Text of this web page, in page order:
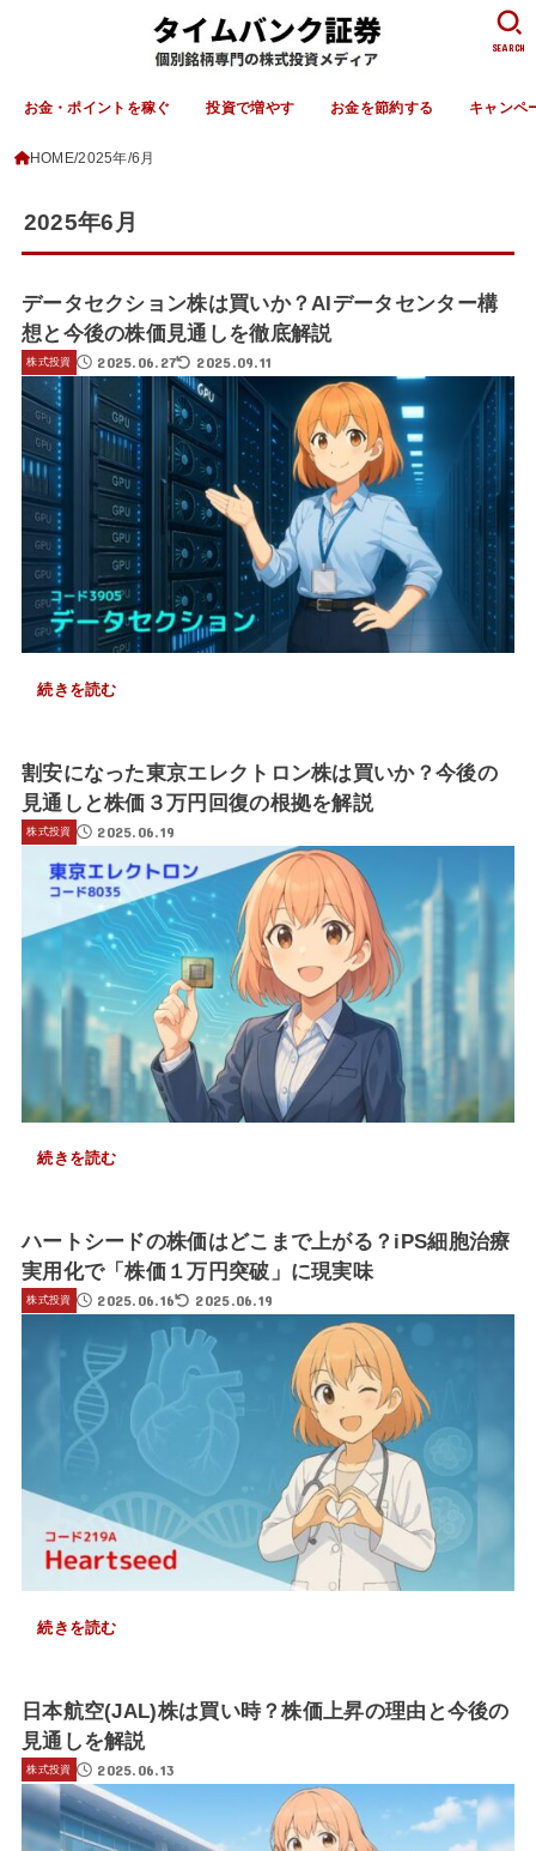
お金・ポイントを稼ぐ 投資で増やす お金を節約する キャンペ
SEARCH
HOME 2025年 6月
2025年6月
データセクション株は買いか？AIデータセンター構
想と今後の株価見通しを徹底解説
株式投資 2025.06.27 2025.09.11
続きを読む
割安になった東京エレクトロン株は買いか？今後の
見通しと株価３万円回復の根拠を解説
株式投資 2025.06.19
続きを読む
ハートシードの株価はどこまで上がる？iPS細胞治療
実用化で「株価１万円突破」に現実味
株式投資 2025.06.16 2025.06.19
続きを読む
日本航空(JAL)株は買い時？株価上昇の理由と今後の
見通しを解説
株式投資 2025.06.13